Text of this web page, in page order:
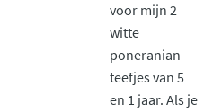
voor mijn 2
witte
poneranian
teefjes van 5
en 1 jaar. Als je